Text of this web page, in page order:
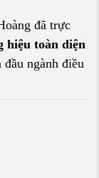
đã trực
hiệu toàn diện
ngành điều